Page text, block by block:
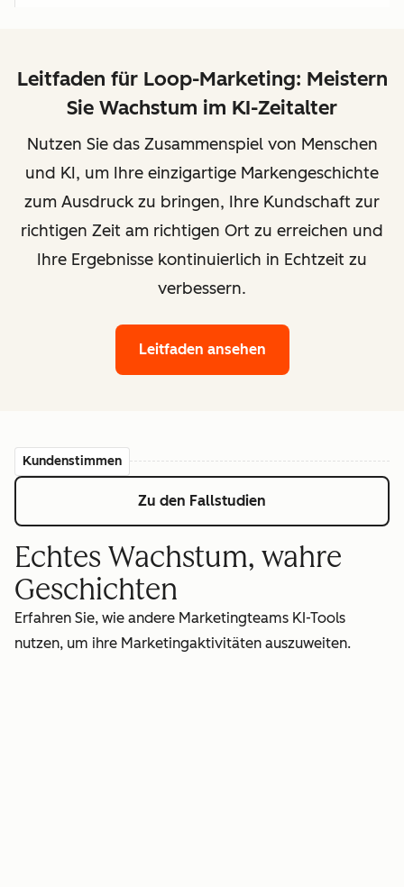
Leitfaden für Loop-Marketing: Meistern
Sie Wachstum im KI-Zeitalter
Nutzen Sie das Zusammenspiel von Menschen
und KI, um Ihre einzigartige Markengeschichte
zum Ausdruck zu bringen, Ihre Kundschaft zur
richtigen Zeit am richtigen Ort zu erreichen und
Ihre Ergebnisse kontinuierlich in Echtzeit zu
verbessern.
Leitfaden ansehen
Kundenstimmen
Zu den Fallstudien
Echtes Wachstum, wahre
Geschichten
Erfahren Sie, wie andere Marketingteams KI-Tools
nutzen, um ihre Marketingaktivitäten auszuweiten.